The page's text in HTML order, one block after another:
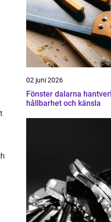
02 juni 2026
Fönster dalarna hantverk,
hållbarhet och känsla